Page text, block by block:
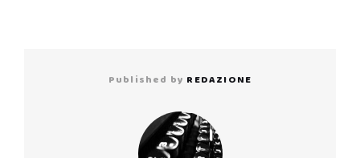
Published by REDAZIONE